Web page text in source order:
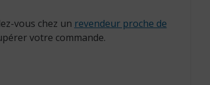
vous chez un revendeur proche de
votre commande.